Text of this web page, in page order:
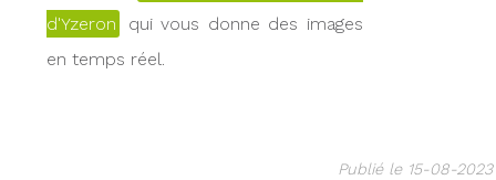
d'Yzeron
qui vous donne des images
en temps réel.
Publié le 15-08-2023